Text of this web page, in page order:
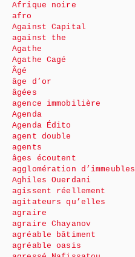
Afrique noire
afro
Against Capital
against the
Agathe
Agathe Cagé
Âgé
âge d’or
âgées
agence immobilière
Agenda
Agenda Édito
agent double
agents
âges écoutent
agglomération d’immeubles
Aghiles Ouerdani
agissent réellement
agitateurs qu’elles
agraire
agraire Chayanov
agréable bâtiment
agréable oasis